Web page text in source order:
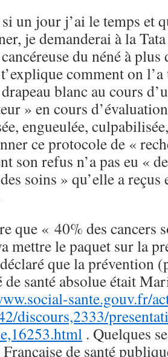
un jour j’ai le temps et
je demanderai à la
du néné à
comment on
blanc au cours
» en cours
engueulée,
ce protocole de «
son refus n’a pas eu «
soins » qu’elle a
que « 40% des cancers
mettre le paquet sur la
que la prévention
santé absolue était
sante.gouv.fr/
discours,2333/
. Quelques
de santé